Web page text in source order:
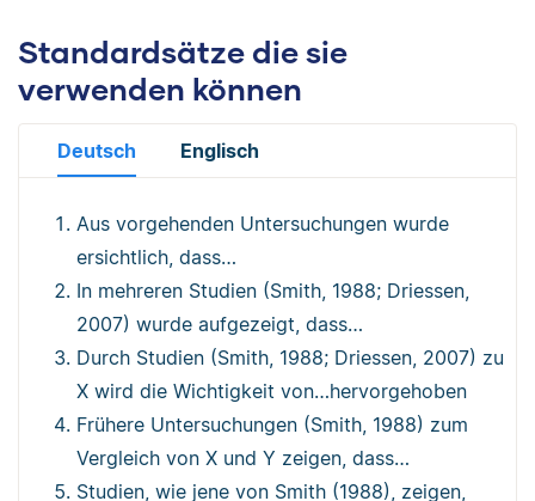
Standardsätze die sie
verwenden können
Deutsch Englisch
Aus vorgehenden Untersuchungen wurde
ersichtlich, dass…
In mehreren Studien (Smith, 1988; Driessen,
2007) wurde aufgezeigt, dass…
Durch Studien (Smith, 1988; Driessen, 2007) zu
X wird die Wichtigkeit von…hervorgehoben
Frühere Untersuchungen (Smith, 1988) zum
Vergleich von X und Y zeigen, dass…
Studien, wie jene von Smith (1988), zeigen,